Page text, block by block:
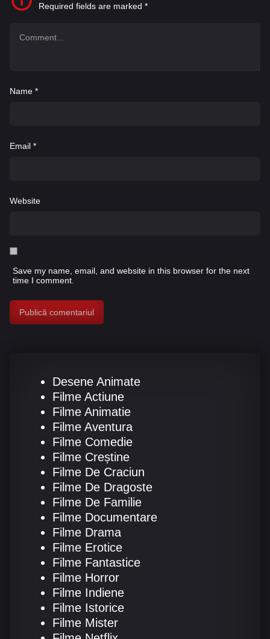
Required fields are marked *
Name *
Email *
Website
Save my name, email, and website in this browser for the next
time I comment.
Desene Animate
Filme Actiune
Filme Animatie
Filme Aventura
Filme Comedie
Filme Creștine
Filme De Craciun
Filme De Dragoste
Filme De Familie
Filme Documentare
Filme Drama
Filme Erotice
Filme Fantastice
Filme Horror
Filme Indiene
Filme Istorice
Filme Mister